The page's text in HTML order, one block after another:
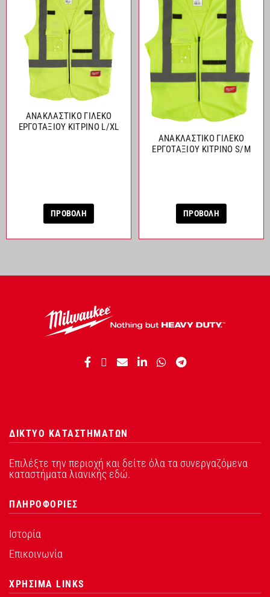
ΑΝΑΚΛΑΣΤΙΚΟ ΓΙΛΕΚΟ
ΕΡΓΟΤΑΞΙΟΥ ΚΙΤΡΙΝΟ L/XL
ΠΡΟΒΟΛΗ
ΑΝΑΚΛΑΣΤΙΚΟ ΓΙΛΕΚΟ
ΕΡΓΟΤΑΞΙΟΥ ΚΙΤΡΙΝΟ S/M
ΠΡΟΒΟΛΗ
ΔΙΚΤΥΟ ΚΑΤΑΣΤΗΜΑΤΩΝ
Επιλέξτε την περιοχή και δείτε όλα τα συνεργαζόμενα
καταστήματα λιανικής εδώ.
ΠΛΗΡΟΦΟΡΙΕΣ
Ιστορία
Επικοινωνία
ΧΡΗΣΙΜΑ LINKS